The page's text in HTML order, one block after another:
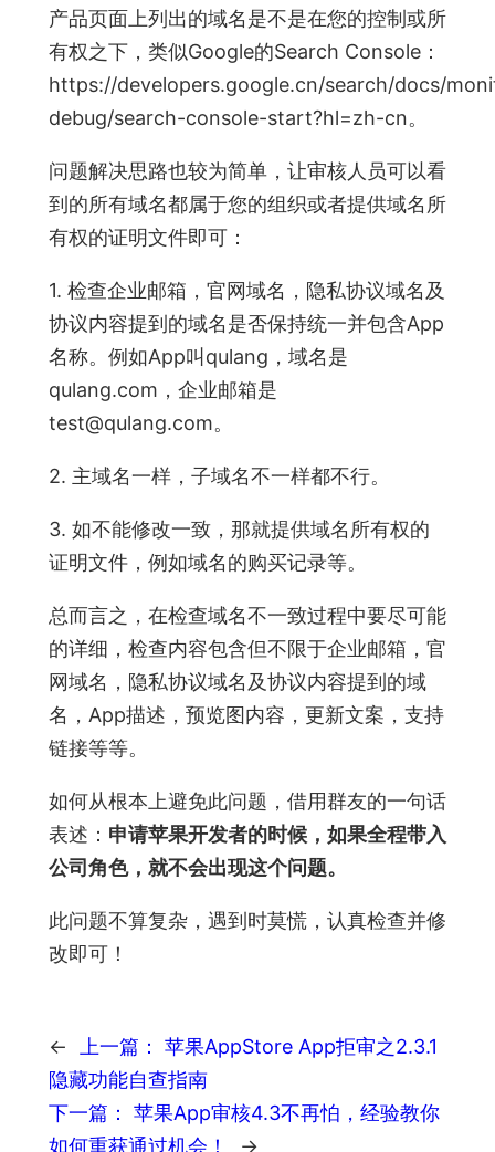
产品页面上列出的域名是不是在您的控制或所
有权之下，类似Google的Search Console：
https://developers.google.cn/search/docs/
debug/search-console-start?hl=zh-cn。
问题解决思路也较为简单，让审核人员可以看
到的所有域名都属于您的组织或者提供域名所
有权的证明文件即可：
1. 检查企业邮箱，官网域名，隐私协议域名及
协议内容提到的域名是否保持统一并包含App
名称。例如App叫qulang，域名是
qulang.com，企业邮箱是
test@qulang.com。
2. 主域名一样，子域名不一样都不行。
3. 如不能修改一致，那就提供域名所有权的
证明文件，例如域名的购买记录等。
总而言之，在检查域名不一致过程中要尽可能
的详细，检查内容包含但不限于企业邮箱，官
网域名，隐私协议域名及协议内容提到的域
名，App描述，预览图内容，更新文案，支持
链接等等。
如何从根本上避免此问题，借用群友的一句话
表述： 申请苹果开发者的时候，如果全程带入
公司角色，就不会出现这个问题。
此问题不算复杂，遇到时莫慌，认真检查并修
改即可！
← 上一篇：
苹果AppStore App拒审之2.3.1
隐藏功能自查指南
下一篇：
苹果App审核4.3不再怕，经验教你
如何重获通过机会！
→